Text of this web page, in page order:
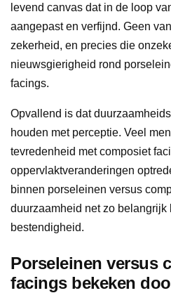
levend canvas dat in de loop
aangepast en verfijnd. Geen
zekerheid, en precies die
nieuwsgierigheid rond
facings.
Opvallend is dat
houden met perceptie. Veel
tevredenheid met composiet
oppervlaktveranderingen
binnen porseleinen versus
duurzaamheid net zo belangrijk
bestendigheid.
Porseleinen versus
facings bekeken